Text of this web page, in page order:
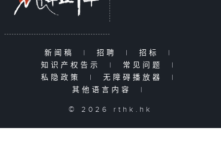
新闻稿 | 招聘 | 招标
|
知识产权告示
| 常见问题
|
私隐政策
| 无障碍播放器
|
其他语言内容
|
© 2026 rthk.hk